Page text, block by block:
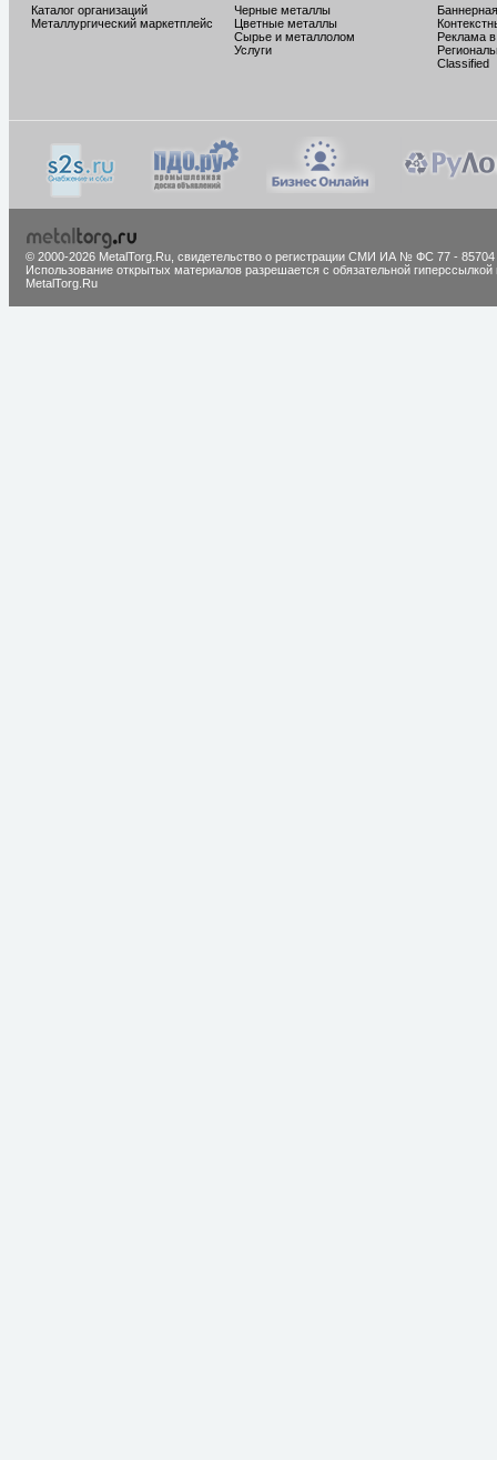
Каталог организаций
Металлургический маркетплейс
Черные металлы
Цветные металлы
Сырье и металлолом
Услуги
Реклама
Classified
© 2000-2026 MetalTorg.Ru, cвидетельство о регистрации СМИ ИА № ФС 77 - 85704
Использование открытых материалов разрешается с обязательной гиперссылкой
MetalTorg.Ru